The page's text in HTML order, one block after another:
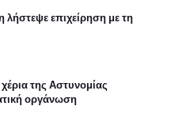
λήστεψε επιχείρηση με τη
της Αστυνομίας
οργάνωση